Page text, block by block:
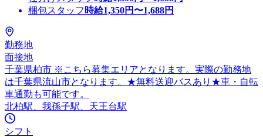
梱包スタッフ 時給1,350円〜1,688円
勤務地
面接地
千葉県柏市 ※こちら募集エリアとなります。実際の勤務地
は千葉県流山市となります。★無料送迎バスあり★車・自転
車通勤も可能です。
北柏駅、我孫子駅、天王台駅
シフト